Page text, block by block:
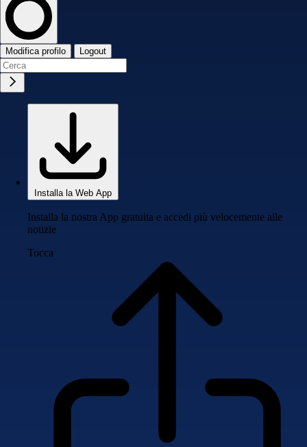
Modifica profilo Logout
Installa la Web App
Installa la nostra App gratuita e accedi più velocemente alle
notizie
Tocca